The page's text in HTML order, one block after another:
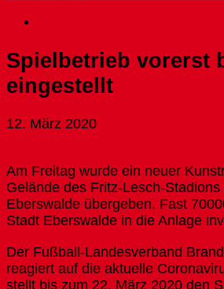
Spielbetrieb vorerst
eingestellt
12. März 2020
Am Freitag wurde ein neuer
Gelände des Fritz-Lesch-
Eberswalde übergeben. Fast
Stadt Eberswalde in die Anlage
Der Fußball-Landesverband
reagiert auf die aktuelle
stellt bis zum 22. März 2020 den